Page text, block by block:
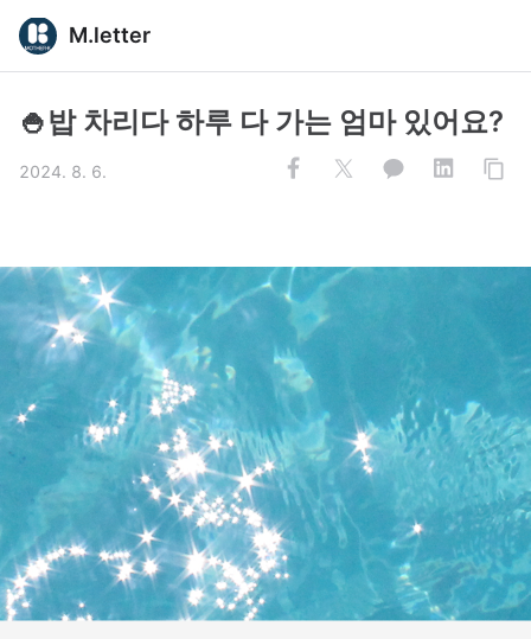
M.letter
🍚밥 차리다 하루 다 가는 엄마 있어요?
2024. 8. 6.